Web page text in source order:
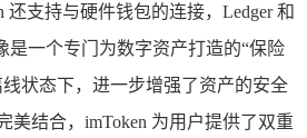
还支持与硬件钱包的连接，Ledger 和
是一个专门为数字资产打造的“保险
状态下，进一步增强了资产的安全
美结合，imToken 为用户提供了双重